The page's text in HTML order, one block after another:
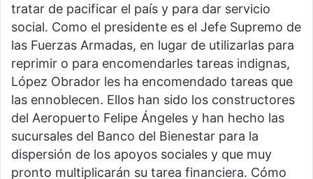
tratar de pacificar el país y para dar servicio
social. Como el presidente es el Jefe Supremo de
las Fuerzas Armadas, en lugar de utilizarlas para
reprimir o para encomendarles tareas indignas,
López Obrador les ha encomendado tareas que
las ennoblecen. Ellos han sido los constructores
del Aeropuerto Felipe Ángeles y han hecho las
sucursales del Banco del Bienestar para la
dispersión de los apoyos sociales y que muy
pronto multiplicarán su tarea financiera. Cómo